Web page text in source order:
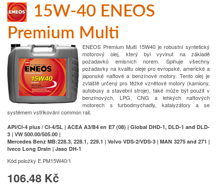
15W-40 ENEOS
Premium Multi
ENEOS Premium Multi 15W40 je robustní syntetický
motorový olej, který byl vyvinut na základě
požadavků emisních norem. Splňuje všechny
požadavky na kvalitu oleje pro evropské, americké a
japonské naftové a benzínové motory. Tento olej je
zvláště určený pro těžké vznětové motory (kamiony,
autobusy a stavební stroje), také může být použit v
benzínových, LPG, CNG a lehkých naftových
motorech s turbodmychadly, katalyzátory a se
systémem vstřikování common rail.
API/CI-4 plus / CI-4/SL | ACEA A3/B4 en E7 (08) | Global DHD-1, DLD-1 and DLD-
3 | VW 500.00/505.00 |
Mercedes Benz MB:228.3, 228.1, 229.1 | Volvo VDS-2/VDS-3 | MAN 3275 and 271 |
Iveco Long Drain | Jaso DH-1
Kód položky E.PM15W40/1
106.48 Kč